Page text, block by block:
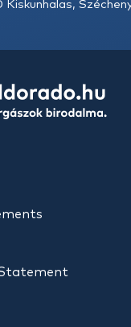
Kiskunhalas,